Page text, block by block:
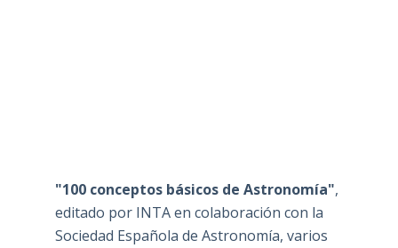
"100 conceptos básicos de Astronomía",
editado por INTA en colaboración con la
Sociedad Española de Astronomía, varios